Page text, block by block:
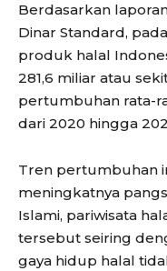
Berdasarkan
Dinar Standard,
produk halal
281,6 miliar atau
pertumbuhan rata-
dari 2020 hingga
Tren pertumbuhan
meningkatnya
Islami, pariwisata
tersebut seiring
gaya hidup halal